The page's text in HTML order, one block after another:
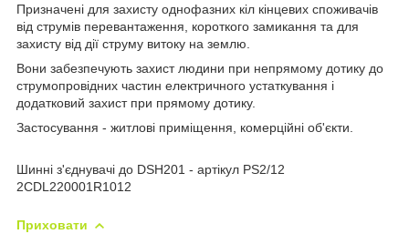
Призначені для захисту однофазних кіл кінцевих споживачів
від струмів перевантаження, короткого замикання та для
захисту від дії струму витоку на землю.
Вони забезпечують захист людини при непрямому дотику до
струмопровідних частин електричного устаткування і
додатковий захист при прямому дотику.
Застосування - житлові приміщення, комерційні об'єкти.
Шинні з'єднувачі до DSH201 - артікул PS2/12
2CDL220001R1012
Приховати